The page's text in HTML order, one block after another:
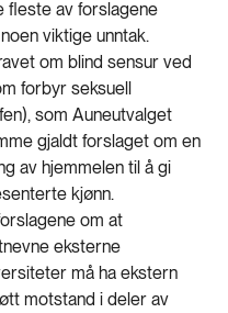
fleste av forslagene
viktige unntak.
om blind sensur ved
forbyr seksuell
som Auneutvalget
gjaldt forslaget om en
av hjemmelen til å gi
kjønn.
om at
eksterne
må ha ekstern
motstand i deler av